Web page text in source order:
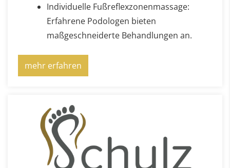
Individuelle Fußreflexzonenmassage:
Erfahrene Podologen bieten
maßgeschneiderte Behandlungen an.
mehr erfahren